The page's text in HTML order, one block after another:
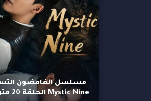
مسلسل الغامضون
Mystic Nine الحلقة 20 مترجمة